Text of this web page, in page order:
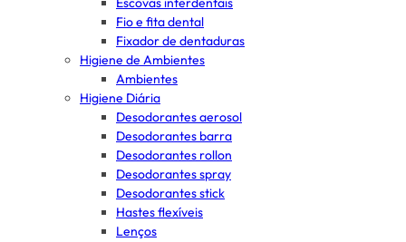
Fio e fita dental
Fixador de dentaduras
Higiene de Ambientes
Ambientes
Higiene Diária
Desodorantes aerosol
Desodorantes barra
Desodorantes rollon
Desodorantes spray
Desodorantes stick
Hastes flexíveis
Lenços